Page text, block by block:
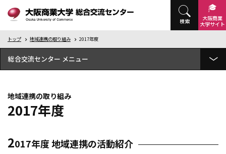
検索
大阪商業
大学サイト
トップ 地域連携の取り組み 2017年度
総合交流センター
大商大公開講座
地域連携の取り組み
地域連携の取り組み
2017年度
2017年度 地域連携の活動紹介